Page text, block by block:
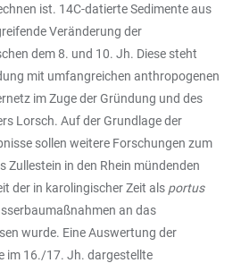
ist. 14C-datierte Sedimente aus
Veränderung der
dem 8. und 10. Jh. Diese steht
mit umfangreichen anthropogenen
im Zuge der Gründung und des
Lorsch. Auf der Grundlage der
sollen weitere Forschungen zum
Zullestein in den Rhein mündenden
der in karolingischer Zeit als portus
an das
wurde. Eine Auswertung der
im 16./17. Jh. dargestellte